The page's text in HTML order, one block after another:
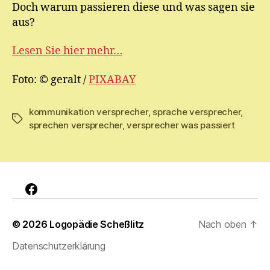
Doch warum passieren diese und was sagen sie
aus?
Lesen Sie hier mehr…
Foto: © geralt /PIXABAY
Schlagwörter
kommunikation versprecher, sprache versprecher,
sprechen versprecher,versprecher was passiert
Facebook
© 2026 Logopädie Scheßlitz
Datenschutzerklärung
Nach oben ↑